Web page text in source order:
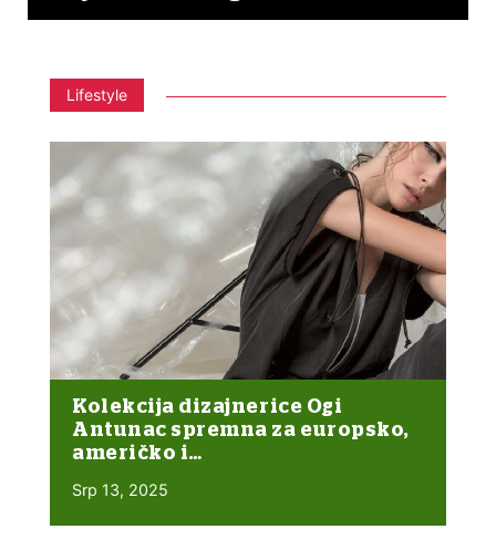
Lifestyle
Kolekcija dizajnerice Ogi
Antunac spremna za europsko,
američko i…
Srp 13, 2025